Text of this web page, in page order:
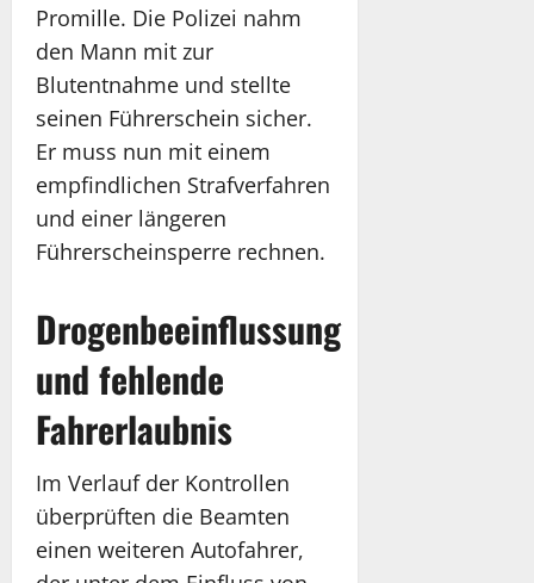
Promille. Die Polizei nahm
den Mann mit zur
Blutentnahme und stellte
seinen Führerschein sicher.
Er muss nun mit einem
empfindlichen Strafverfahren
und einer längeren
Führerscheinsperre rechnen.
Drogenbeeinflussung
und fehlende
Fahrerlaubnis
Im Verlauf der Kontrollen
überprüften die Beamten
einen weiteren Autofahrer,